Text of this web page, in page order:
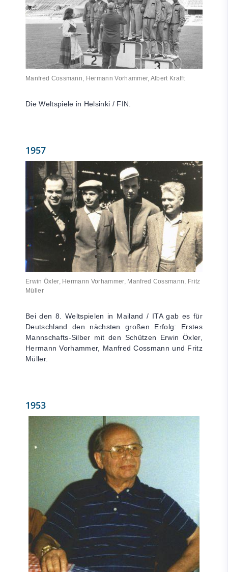
Manfred Cossmann, Hermann Vorhammer, Albert Krafft
Die Weltspiele in Helsinki / FIN.
1957
Erwin Öxler, Hermann Vorhammer, Manfred Cossmann, Fritz
Müller
Bei den 8. Weltspielen in Mailand / ITA gab es für
Deutschland den nächsten großen Erfolg: Erstes
Mannschafts-Silber mit den Schützen Erwin Öxler,
Hermann Vorhammer, Manfred Cossmann und Fritz
Müller.
1953